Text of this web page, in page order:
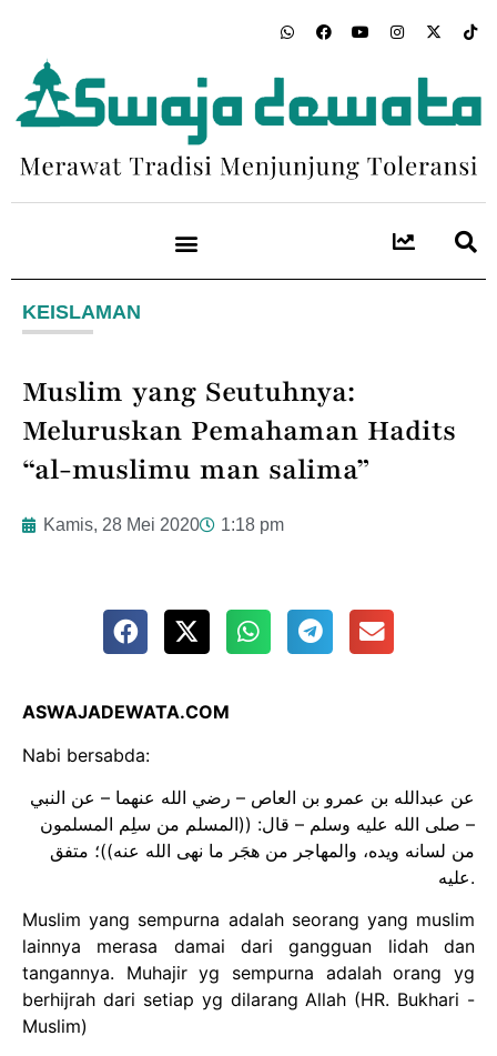
KEISLAMAN
Muslim yang Seutuhnya:
Meluruskan Pemahaman Hadits
“al-muslimu man salima”
Kamis, 28 Mei 2020 1:18 pm
ASWAJADEWATA.COM
Nabi bersabda:
عن عبدالله بن عمرو بن العاص – رضي الله عنهما – عن النبي
– صلى الله عليه وسلم – قال: ((المسلم من سلِم المسلمون
من لسانه ويده، والمهاجر من هجَر ما نهى الله عنه))؛ متفق
عليه.
Muslim yang sempurna adalah seorang yang muslim
lainnya merasa damai dari gangguan lidah dan
tangannya. Muhajir yg sempurna adalah orang yg
berhijrah dari setiap yg dilarang Allah (HR. Bukhari -
Muslim)